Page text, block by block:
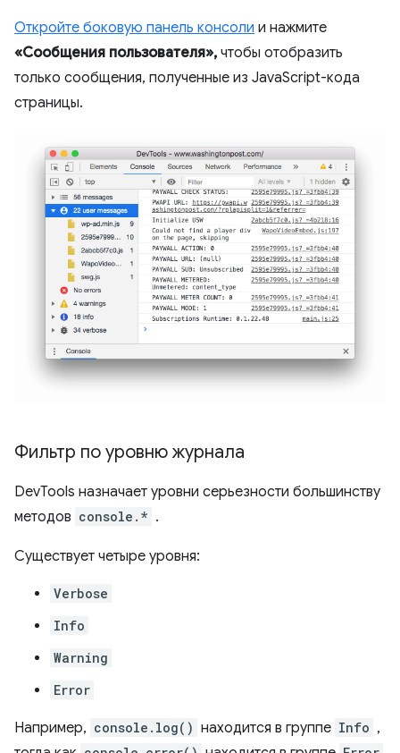
Откройте боковую панель консоли и нажмите
«Сообщения пользователя», чтобы отобразить
только сообщения, полученные из JavaScript-кода
страницы.
Фильтр по уровню журнала
DevTools назначает уровни серьезности большинству
методов console.* .
Существует четыре уровня:
Verbose
Info
Warning
Error
Например, console.log() находится в группе Info ,